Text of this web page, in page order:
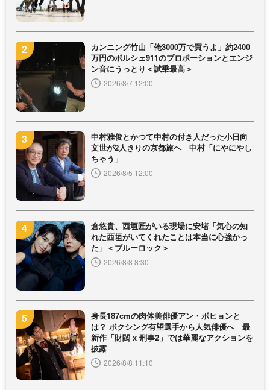
カンニング竹山「俺3000万で買うよ」約2400
万円のポルシェ911のプロポーションとエンジ
ン音にうっとり＜試乗最高＞
2026/8/7 12:00
中村雅俊とかつて中村の付き人だった小日向
文世が2人きりの京都旅へ 中村「にやにやし
ちゃう」
2026/8/5 12:00
倉悠貴、西垣匠がいる現場に安堵「気心の知
れた西垣がいてくれたことは本当に心強かっ
た」＜ブルーロック＞
2026/8/8 8:30
身長187cmの肉体美俳優アン・ボヒョンと
は？ ボクシング有望選手から人気俳優へ 最
新作「財閥 x 刑事2」では華麗なアクションを
披露
2026/8/8 11:10